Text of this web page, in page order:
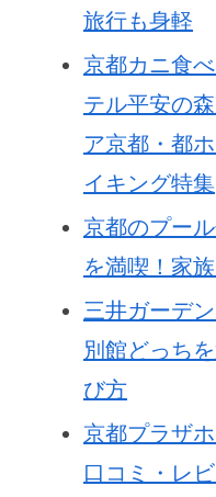
旅行も身軽
京都カニ食
テル平安の
ア京都・都
イキング特集
京都のプー
を満喫！家
三井ガーデ
別館どっち
び方
京都プラザ
口コミ・レ